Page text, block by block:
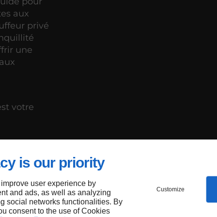
is our priority
user experience by
and ads, as well as analyzing
social networks functionalities. By
consent to the use of Cookies
Customize
aux
privé
une
votre